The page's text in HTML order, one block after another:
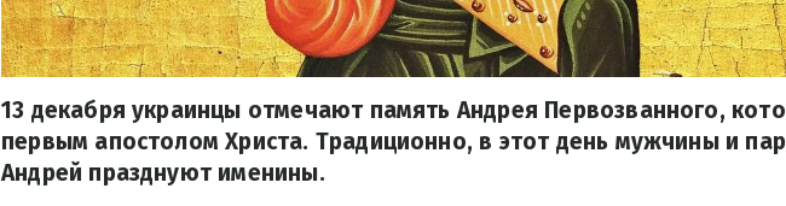
13 декабря украинцы отмечают память Андрея Первозванного,
первым апостолом Христа. Традиционно, в этот день мужчины и
Андрей празднуют именины.